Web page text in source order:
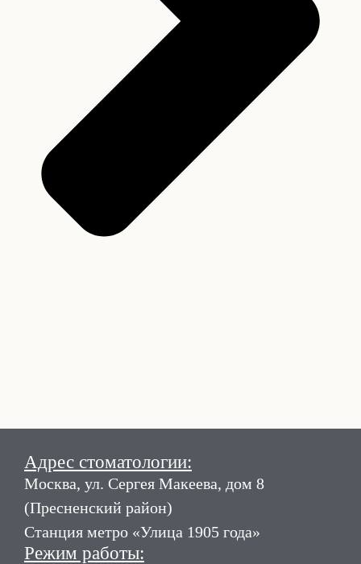
Адрес стоматологии:
Москва, ул. Сергея Макеева, дом 8
(Пресненский район)
Станция метро «Улица 1905 года»
Режим работы: